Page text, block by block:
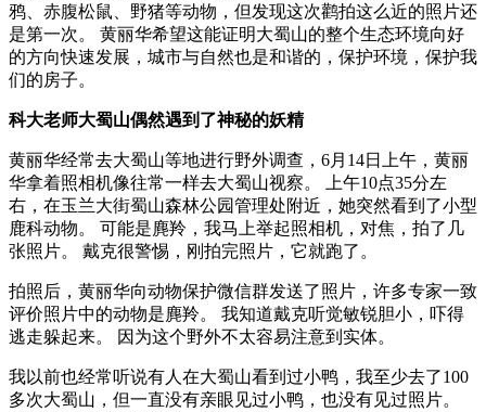
鸦、赤腹松鼠、野猪等动物，但发现这次鹳拍这么近的照片还
是第一次。 黄丽华希望这能证明大蜀山的整个生态环境向好
的方向快速发展，城市与自然也是和谐的，保护环境，保护我
们的房子。
科大老师大蜀山偶然遇到了神秘的妖精
黄丽华经常去大蜀山等地进行野外调查，6月14日上午，黄丽
华拿着照相机像往常一样去大蜀山视察。 上午10点35分左
右，在玉兰大街蜀山森林公园管理处附近，她突然看到了小型
鹿科动物。 可能是麂羚，我马上举起照相机，对焦，拍了几
张照片。 戴克很警惕，刚拍完照片，它就跑了。
拍照后，黄丽华向动物保护微信群发送了照片，许多专家一致
评价照片中的动物是麂羚。 我知道戴克听觉敏锐胆小，吓得
逃走躲起来。 因为这个野外不太容易注意到实体。
我以前也经常听说有人在大蜀山看到过小鸭，我至少去了100
多次大蜀山，但一直没有亲眼见过小鸭，也没有见过照片。